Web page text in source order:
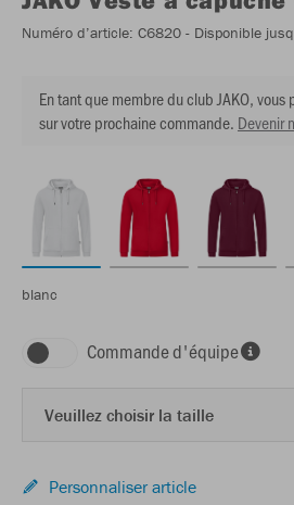
Numéro d’article: C6820 - Disponible
En tant que membre du club JAKO, vous
sur votre prochaine commande. Devenir
blanc
Commande d'équipe
Veuillez choisir la taille
Personnaliser article